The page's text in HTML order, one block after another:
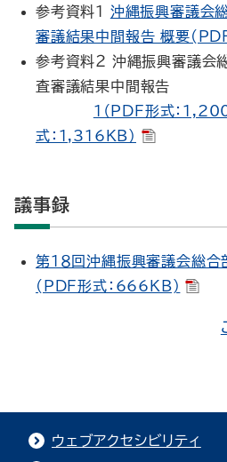
参考資料１ 沖縄振興審議会
審議結果中間報告 概要
参考資料２ 沖縄振興審議会
査審議結果中間報告
１（PDF形式：
式：1,316KB）
議事録
第１８回沖縄振興審議会総
(PDF形式：666KB)
ウェブアクセシビリティ